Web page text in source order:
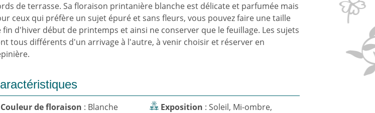
de terrasse. Sa floraison printanière blanche est délicate et parfumée mais
ceux qui préfère un sujet épuré et sans fleurs, vous pouvez faire une taille
fin d'hiver début de printemps et ainsi ne conserver que le feuillage. Les sujets
tous différents d'un arrivage à l'autre, à venir choisir et réserver en
Couleur de floraison
: Blanche
Exposition : Soleil, Mi-ombre,